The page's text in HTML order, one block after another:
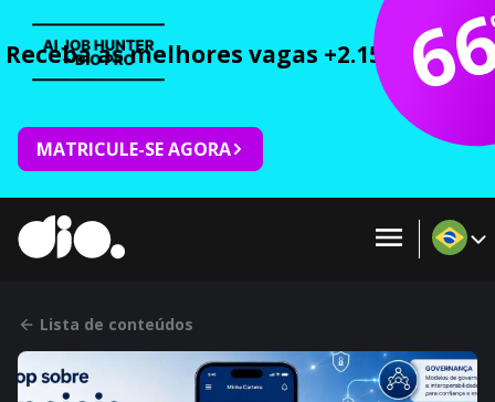
Receba as melhores vagas +2.150 cursos
MATRICULE-SE AGORA
Lista de conteúdos